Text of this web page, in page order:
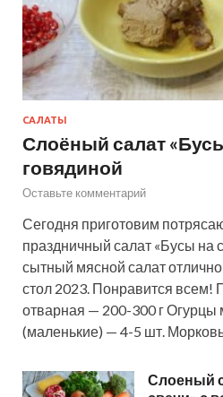
САЛАТЫ
Слоёный салат
говядиной
Оставьте комментарий
Сегодня приготовим
праздничный салат «Бусы на
сытный мясной салат
стол 2023. Понравится всем!
отварная — 200-300 г
(маленькие) — 4-5 шт.
Слоеный